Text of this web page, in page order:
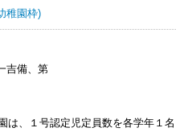
稚園枠)
吉備、第
は、１号認定児定員数を各学年１名